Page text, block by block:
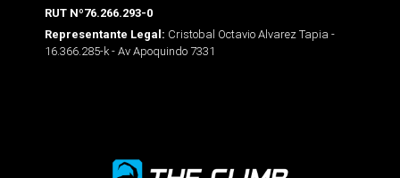
RUT Nº76.266.293-0
Representante Legal: Cristobal Octavio Alvarez Tapia -
16.366.285-k - Av Apoquindo 7331